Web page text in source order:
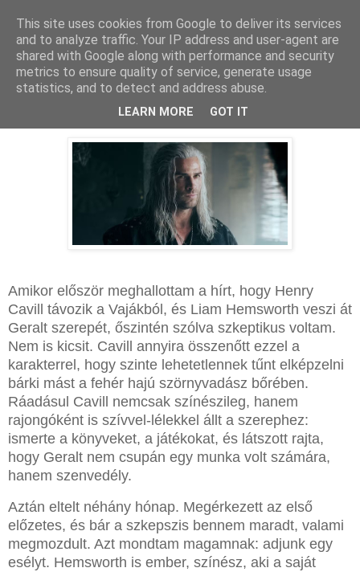
2025. október 31., péntek
A Vaják - 4. évad: Kritika
Amikor először meghallottam a hírt, hogy Henry
Cavill távozik a Vajákból, és Liam Hemsworth veszi át
Geralt szerepét, őszintén szólva szkeptikus voltam.
Nem is kicsit. Cavill annyira összenőtt ezzel a
karakterrel, hogy szinte lehetetlennek tűnt elképzelni
bárki mást a fehér hajú szörnyvadász bőrében.
Ráadásul Cavill nemcsak színészileg, hanem
rajongóként is szívvel-lélekkel állt a szerephez:
ismerte a könyveket, a játékokat, és látszott rajta,
hogy Geralt nem csupán egy munka volt számára,
hanem szenvedély.
Aztán eltelt néhány hónap. Megérkezett az első
előzetes, és bár a szkepszis bennem maradt, valami
megmozdult. Azt mondtam magamnak: adjunk egy
esélyt. Hemsworth is ember, színész, aki a saját
This site uses cookies from Google to deliver its services
and to analyze traffic. Your IP address and user-agent are
shared with Google along with performance and security
metrics to ensure quality of service, generate usage
statistics, and to detect and address abuse.
LEARN MORE GOT IT